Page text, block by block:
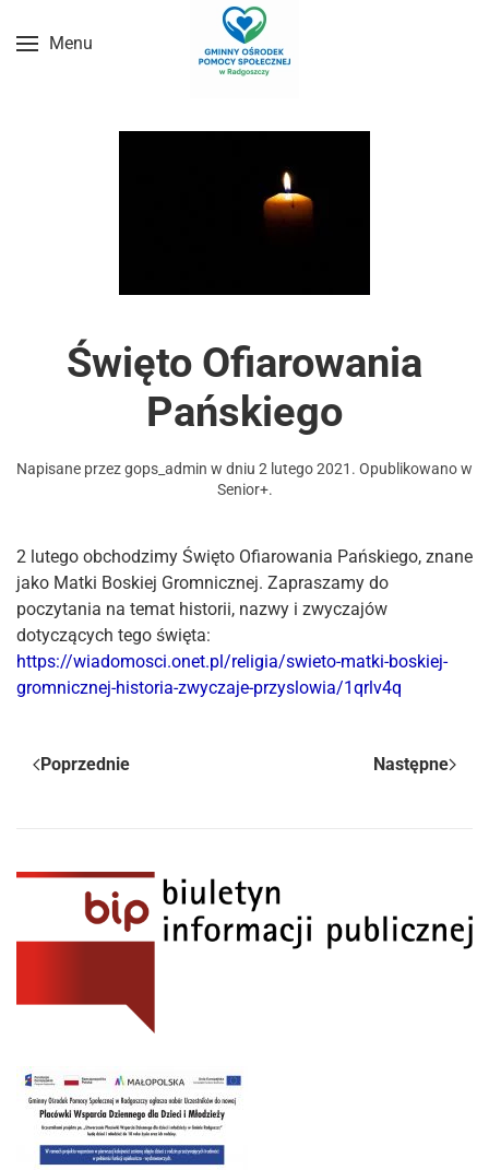
Przejdź do treści głównej
Menu
Święto Ofiarowania
Pańskiego
Napisane przezgops_admin w dniu 2 lutego 2021 . Opublikowano w
Senior+.
2 lutego obchodzimy Święto Ofiarowania Pańskiego, znane
jako Matki Boskiej Gromnicznej. Zapraszamy do
poczytania na temat historii, nazwy i zwyczajów
dotyczących tego święta:
https://wiadomosci.onet.pl/religia/swieto-matki-boskiej-
gromnicznej-historia-zwyczaje-przyslowia/1qrlv4q
Poprzednie Następne